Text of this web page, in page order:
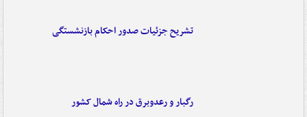
تشریح جزئیات صدور احکام بازنشستگی
رگبار و رعدوبرق در راه شمال کشور